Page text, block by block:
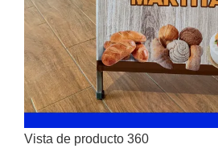
Vista de producto 360